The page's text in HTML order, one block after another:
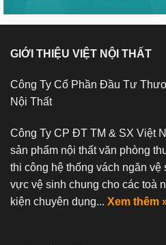
GIỚI THIỆU VIỆT NỘI THẤT
Công Ty Cổ Phần Đầu Tư
Nội Thất
Công Ty CP ĐT TM & SX Việt
sản phẩm nội thất văn phòng
thi công hệ thống vách ngăn vệ
vực vệ sinh chung cho các toà
kiện chuyên dụng... Xem thêm